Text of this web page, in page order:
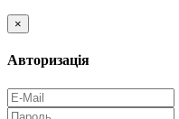
×
Авторизація